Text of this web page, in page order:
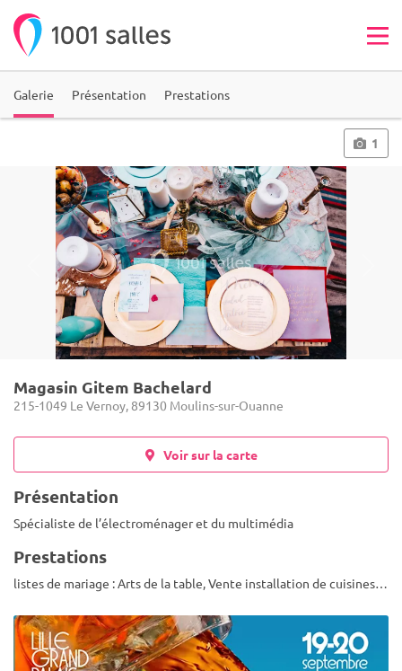
Galerie Présentation Prestations
1
Magasin Gitem Bachelard
215-1049 Le Vernoy, 89130 Moulins-sur-Ouanne
Voir sur la carte
Présentation
Spécialiste de l’électroménager et du multimédia
Prestations
listes de mariage : Arts de la table, Vente installation de cuisines…